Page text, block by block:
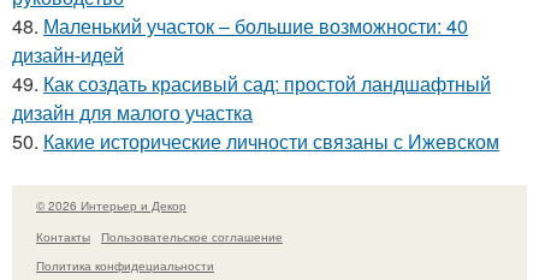
48. Маленький участок – большие возможности: 40
дизайн-идей
49. Как создать красивый сад: простой ландшафтный
дизайн для малого участка
50. Какие исторические личности связаны с Ижевском
© 2026 Интерьер и Декор
Контакты
Пользовательское соглашение
Политика конфидециальности